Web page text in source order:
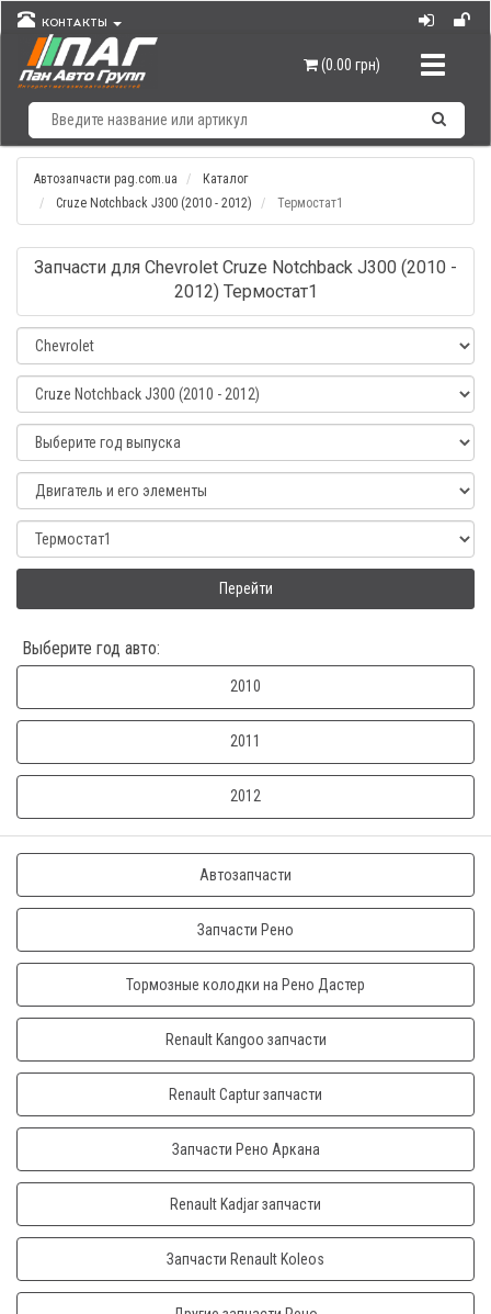
КОНТАКТЫ
(0.00 грн)
Автозапчасти pag.com.ua
Каталог
Cruze Notchback J300 (2010 - 2012)
Термостат1
Запчасти для Chevrolet Cruze Notchback J300 (2010 -
2012) Термостат1
Перейти
Выберите год авто:
2010
2011
2012
Автозапчасти
Запчасти Рено
Тормозные колодки на Рено Дастер
Renault Kangoo запчасти
Renault Captur запчасти
Запчасти Рено Аркана
Renault Kadjar запчасти
Запчасти Renault Koleos